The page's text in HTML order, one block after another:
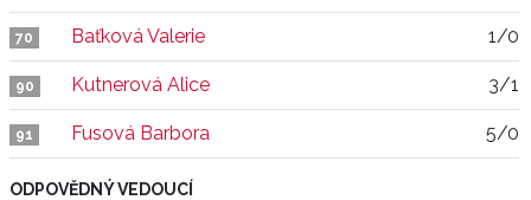
70 Baťková Valerie 1/0
90 Kutnerová Alice 3/1
91 Fusová Barbora 5/0
ODPOVĚDNÝ VEDOUCÍ